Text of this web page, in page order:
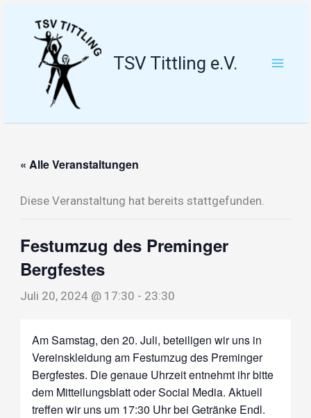
springen
TSV Tittling e.V.
« Alle Veranstaltungen
Diese Veranstaltung hat bereits stattgefunden.
Festumzug des Preminger
Bergfestes
Juli 20, 2024 @ 17:30 - 23:30
Am Samstag, den 20. Juli, beteiligen wir uns in
Vereinskleidung am Festumzug des Preminger
Bergfestes. Die genaue Uhrzeit entnehmt ihr bitte
dem Mitteilungsblatt oder Social Media. Aktuell
treffen wir uns um 17:30 Uhr bei Getränke Endl.